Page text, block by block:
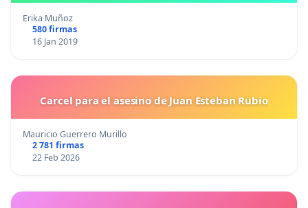
Erika Muñoz
580 firmas
16 Jan 2019
Carcel para el asesino de Juan Esteban Rubio
Mauricio Guerrero Murillo
2 781 firmas
22 Feb 2026